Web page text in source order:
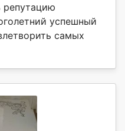
репутацию
успешный
самых